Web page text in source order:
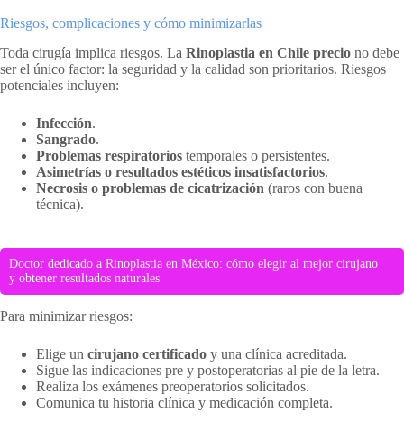
Riesgos, complicaciones y cómo minimizarlas
Toda cirugía implica riesgos. La Rinoplastia en Chile precio no debe
ser el único factor: la seguridad y la calidad son prioritarios. Riesgos
potenciales incluyen:
Infección.
Sangrado.
Problemas respiratorios temporales o persistentes.
Asimetrías o resultados estéticos insatisfactorios.
Necrosis o problemas de cicatrización (raros con buena
técnica).
Doctor dedicado a Rinoplastia en México: cómo elegir al mejor cirujano
y obtener resultados naturales
Para minimizar riesgos:
Elige un cirujano certificado y una clínica acreditada.
Sigue las indicaciones pre y postoperatorias al pie de la letra.
Realiza los exámenes preoperatorios solicitados.
Comunica tu historia clínica y medicación completa.